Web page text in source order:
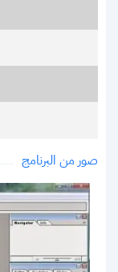
صور من البرنامج